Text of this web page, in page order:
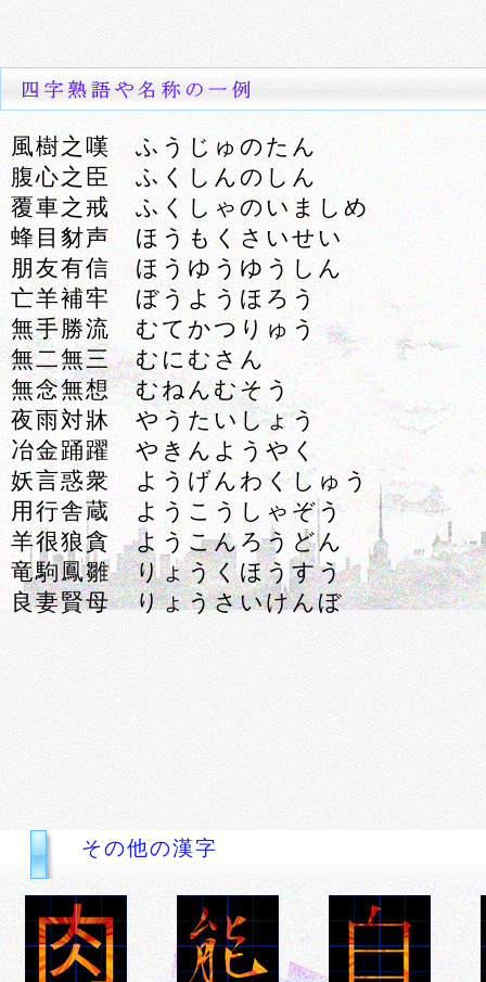
風樹之嘆 ふうじゅのたん
腹心之臣 ふくしんのしん
覆車之戒 ふくしゃのいましめ
蜂目豺声 ほうもくさいせい
朋友有信 ほうゆうゆうしん
亡羊補牢 ぼうようほろう
無手勝流 むてかつりゅう
無二無三 むにむさん
無念無想 むねんむそう
夜雨対牀 やうたいしょう
冶金踊躍 やきんようやく
妖言惑衆 ようげんわくしゅう
用行舎蔵 ようこうしゃぞう
羊很狼貪 ようこんろうどん
竜駒鳳雛 りょうくほうすう
良妻賢母 りょうさいけんぼ
その他の漢字